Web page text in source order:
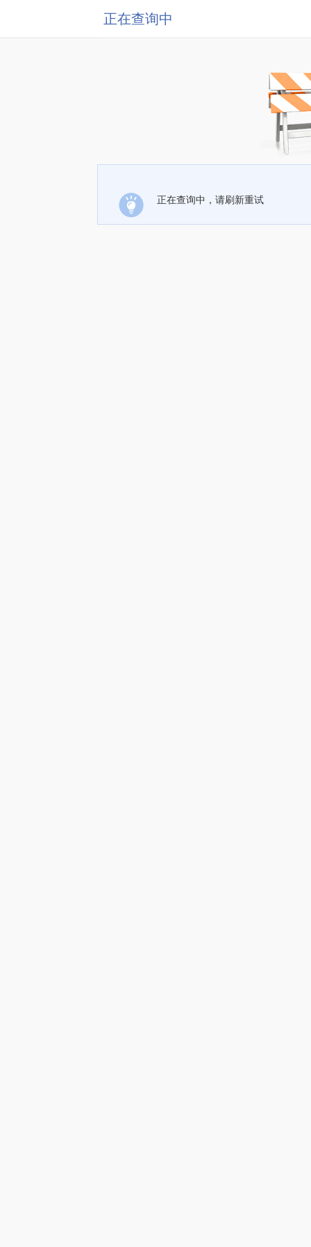
正在查询中
正在查询中，请刷新重试